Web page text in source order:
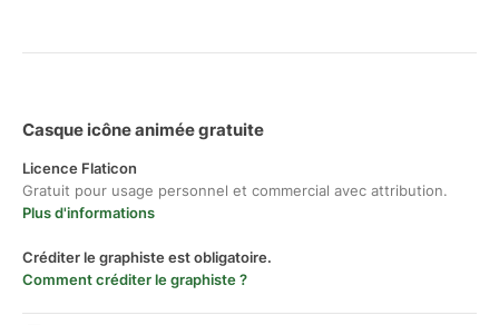
Casque icône animée gratuite
Licence Flaticon
Gratuit pour usage personnel et commercial avec attribution.
Plus d'informations
Créditer le graphiste est obligatoire.
Comment créditer le graphiste ?